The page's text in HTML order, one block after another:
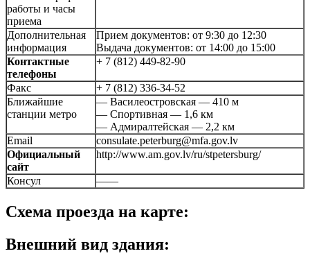
работы и часы
приема
Дополнительная
информация
Прием документов: от 9:30 до 12:30
Выдача документов: от 14:00 до 15:00
Контактные
телефоны
+ 7 (812) 449-82-90
Факс
+ 7 (812) 336-34-52
Ближайшие
станции метро
— Василеостровская — 410 м
— Спортивная — 1,6 км
— Адмиралтейская — 2,2 км
Email
consulate.peterburg@mfa.gov.lv
Официальный
сайт
http://www.am.gov.lv/ru/stpetersburg/
Консул ——
Схема проезда на карте:
Внешний вид здания: